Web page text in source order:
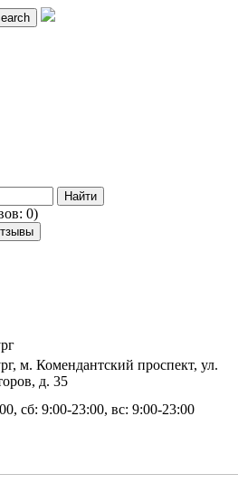
0)
м. Комендантский проспект, ул.
д. 35
сб: 9:00-23:00, вс: 9:00-23:00